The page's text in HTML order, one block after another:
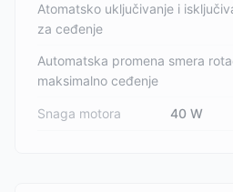
Atomatsko uključivanje i
za ceđenje
Automatska promena smera
maksimalno ceđenje
Snaga motora 40 W